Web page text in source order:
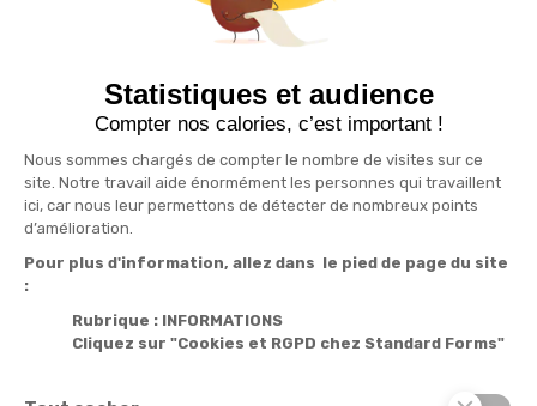
Recevez nos actualités par e-mail en vous abonnant
Informations
Produits 
Notre société
Statistiques et audience
Compter nos calories, c’est important !
Nous sommes chargés de compter le nombre de visites sur ce
site. Notre travail aide énormément les personnes qui travaillent
ici, car nous leur permettons de détecter de nombreux points
d’amélioration.
Pour plus d'information, allez dans le pied de page du site
:
Rubrique : INFORMATIONS
Cliquez sur "Cookies et RGPD chez Standard Forms"